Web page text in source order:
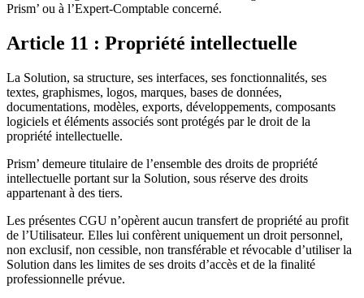
Prism’ ou à l’Expert-Comptable concerné.
Article 11 : Propriété intellectuelle
La Solution, sa structure, ses interfaces, ses fonctionnalités, ses
textes, graphismes, logos, marques, bases de données,
documentations, modèles, exports, développements, composants
logiciels et éléments associés sont protégés par le droit de la
propriété intellectuelle.
Prism’ demeure titulaire de l’ensemble des droits de propriété
intellectuelle portant sur la Solution, sous réserve des droits
appartenant à des tiers.
Les présentes CGU n’opèrent aucun transfert de propriété au profit
de l’Utilisateur. Elles lui confèrent uniquement un droit personnel,
non exclusif, non cessible, non transférable et révocable d’utiliser la
Solution dans les limites de ses droits d’accès et de la finalité
professionnelle prévue.